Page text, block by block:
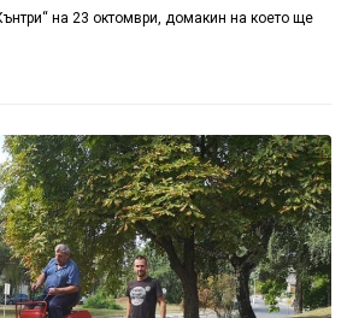
на 23 октомври, домакин на което ще